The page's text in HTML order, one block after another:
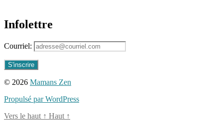
Infolettre
Courriel:
© 2026 Mamans Zen
Propulsé par WordPress
Vers le haut ↑ Haut ↑